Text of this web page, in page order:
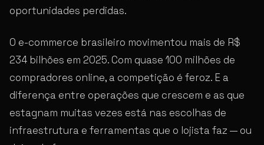
oportunidades perdidas.
O e-commerce brasileiro movimentou mais de R$
234 bilhões em 2025. Com quase 100 milhões de
compradores online, a competição é feroz. E a
diferença entre operações que crescem e as que
estagnam muitas vezes está nas escolhas de
infraestrutura e ferramentas que o lojista faz — ou